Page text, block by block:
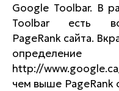
Google Toolbar. В
Toolbar есть
PageRank сайта.
http://
чем выше PageRank